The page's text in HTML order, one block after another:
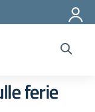
ferie